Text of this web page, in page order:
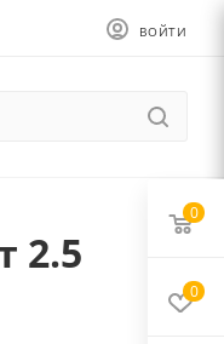
ВОЙТИ
2.5
0
0